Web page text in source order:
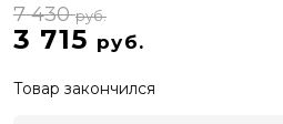
3 715 руб.
7 430руб.
Товар закончился